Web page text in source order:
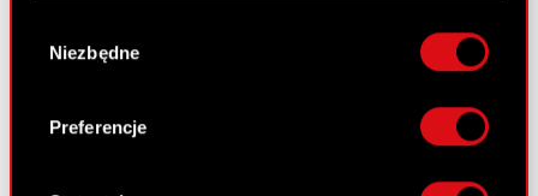
lokalizacji geograficznej z dokładnością nawet
Identyfikować Twoje urządzenie, aktywnie
analizując charakteryzującego je zbiory
zgody
Niezbędne
Preferencje
Zrównoważony rozwój